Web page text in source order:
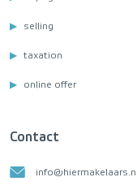
selling
taxation
online offer
Contact